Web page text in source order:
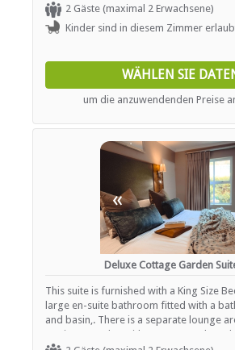
fully equipped with all mod cons
coffee machines, fridge freezer, 43 in
Free Wi-Fi , Laptop Safe, USB charging
2 Gäste (maximal 2 Erwachsene)
Kinder sind in diesem Zimmer
WÄHLEN SIE
um die anzuwendenden Preise
«
Deluxe Cottage Garden
This suite is furnished with a King Size
large en-suite bathroom fitted with a
and basin,. There is a separate lounge
a private garden with access to a